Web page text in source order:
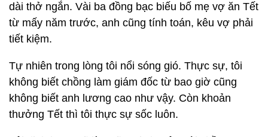
dài thở ngắn. Vài ba đồng bạc biếu bố mẹ vợ ăn Tết
từ mấy năm trước, anh cũng tính toán, kêu vợ phải
tiết kiệm.
Tự nhiên trong lòng tôi nổi sóng gió. Thực sự, tôi
không biết chồng làm giám đốc từ bao giờ cũng
không biết anh lương cao như vậy. Còn khoản
thưởng Tết thì tôi thực sự sốc luôn.